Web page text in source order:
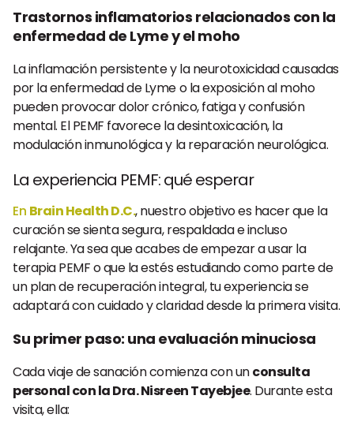
Trastornos inflamatorios relacionados con la
enfermedad de Lyme y el moho
La inflamación persistente y la neurotoxicidad causadas
por la enfermedad de Lyme o la exposición al moho
pueden provocar dolor crónico, fatiga y confusión
mental. El PEMF favorece la desintoxicación, la
modulación inmunológica y la reparación neurológica.
La experiencia PEMF: qué esperar
En Brain Health D.C., nuestro objetivo es hacer que la
curación se sienta segura, respaldada e incluso
relajante. Ya sea que acabes de empezar a usar la
terapia PEMF o que la estés estudiando como parte de
un plan de recuperación integral, tu experiencia se
adaptará con cuidado y claridad desde la primera visita.
Su primer paso: una evaluación minuciosa
Cada viaje de sanación comienza con unconsulta
personal con la Dra. Nisreen Tayebjee. Durante esta
visita, ella: